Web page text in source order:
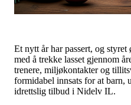
Et nytt år har passert, og
med å trekke lasset gjennom
trenere, miljøkontakter og
formidabel innsats for at barn,
idrettslig tilbud i Nidelv IL.